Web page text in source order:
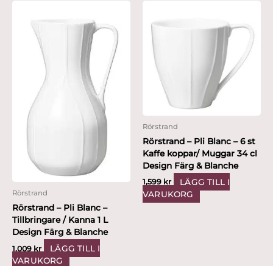
Rörstrand
Rörstrand – Pli Blanc –
Tillbringare / Kanna 1 L
Design Färg & Blanche
1,009 kr
LÄGG TILL I
VARUKORG
Rörstrand
Rörstrand – Pli Blanc – 6 st
Kaffe koppar/ Muggar 34 cl
Design Färg & Blanche
1,599 kr
LÄGG TILL I
VARUKORG